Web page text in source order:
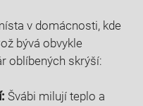
v domácnosti, kde⁤
bývá obvykle
oblíbených skrýší:
Švábi milují teplo a